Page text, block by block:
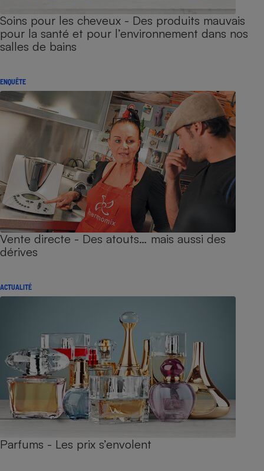
Soins pour les cheveux - Des produits mauvais
pour la santé et pour l’environnement dans nos
salles de bains
ENQUÊTE
Vente directe - Des atouts… mais aussi des
dérives
ACTUALITÉ
Parfums - Les prix s’envolent